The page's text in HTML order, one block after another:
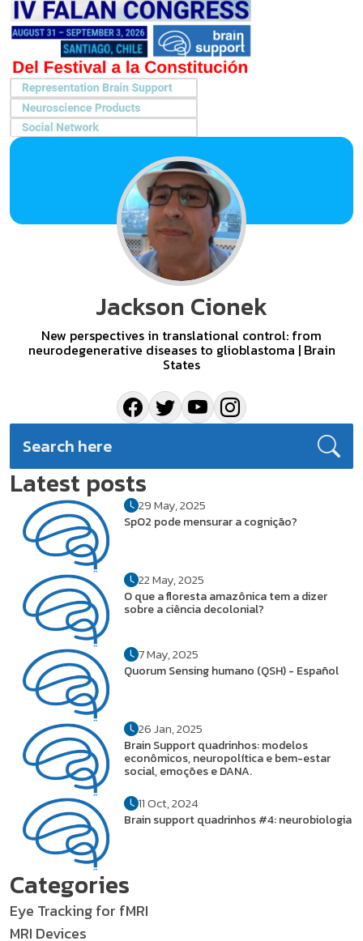
Jackson Cionek
New perspectives in translational control: from
neurodegenerative diseases to glioblastoma | Brain
States
Latest posts
29 May, 2025
SpO2 pode mensurar a cognição?
22 May, 2025
O que a floresta amazônica tem a dizer
sobre a ciência decolonial?
7 May, 2025
Quorum Sensing humano (QSH) - Español
26 Jan, 2025
Brain Support quadrinhos: modelos
econômicos, neuropolítica e bem-estar
social, emoções e DANA.
11 Oct, 2024
Brain support quadrinhos #4: neurobiologia
Categories
Eye Tracking for fMRI
MRI Devices